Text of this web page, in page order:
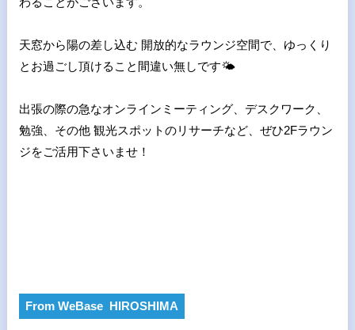
天窓から陽の差し込む 開放的なラウンジ空間で、ゆっくり
とお過ごし頂けること間違い無しです🌤
出張の際の急なオンラインミーティング、デスクワーク、
勉強、その他 観光スポットのリサーチなど、ぜひ2Fラウン
ジをご活用下さいませ！
From WeBase HIROSHIMA